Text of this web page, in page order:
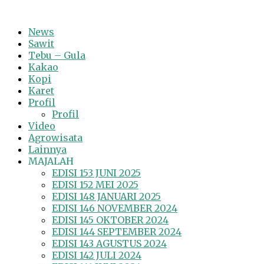
News
Sawit
Tebu – Gula
Kakao
Kopi
Karet
Profil
Profil
Video
Agrowisata
Lainnya
MAJALAH
EDISI 153 JUNI 2025
EDISI 152 MEI 2025
EDISI 148 JANUARI 2025
EDISI 146 NOVEMBER 2024
EDISI 145 OKTOBER 2024
EDISI 144 SEPTEMBER 2024
EDISI 143 AGUSTUS 2024
EDISI 142 JULI 2024